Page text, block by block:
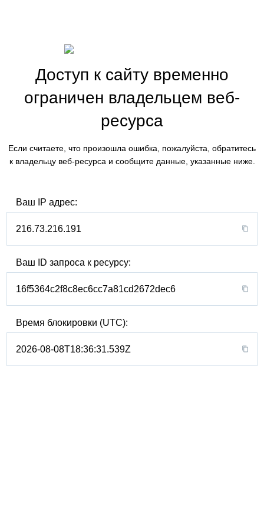
Доступ к сайту временно
ограничен владельцем веб-
ресурса
Если считаете, что произошла ошибка, пожалуйста, обратитесь
к владельцу веб-ресурса и сообщите данные, указанные ниже.
Ваш IP адрес:
216.73.216.191
Ваш ID запроса к ресурсу:
16f5364c2f8c8ec6cc7a81cd2672dec6
Время блокировки (UTC):
2026-08-08T18:36:31.539Z